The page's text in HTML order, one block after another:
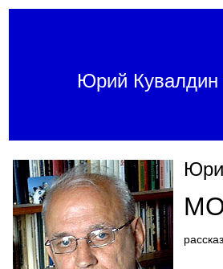
Юрий Кувалдин
рассказ